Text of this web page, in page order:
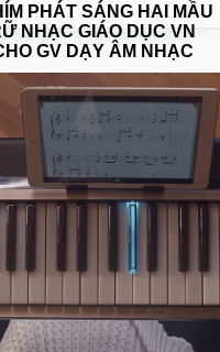
PHÁT SÁNG HAI MẦU
NHẠC GIÁO DỤC VN
GV DẠY ÂM NHẠC